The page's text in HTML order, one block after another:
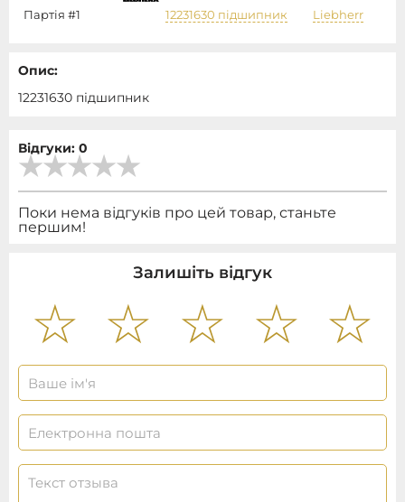
Партія #1 12231630 підшипник Liebherr
Опис:
12231630 підшипник
Відгуки: 0
Поки нема відгуків про цей товар, станьте
першим!
Залишіть відгук